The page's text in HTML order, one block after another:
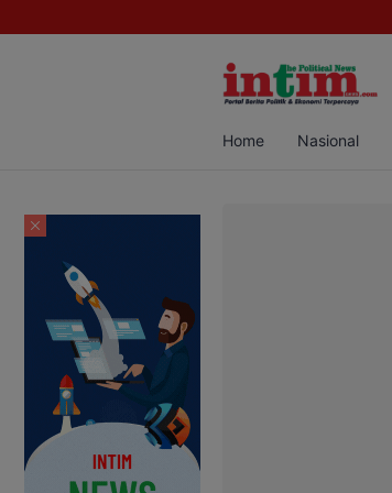
Sabu di Pangkalan Bun, Dua Pelaku Diamankan
Home Nasional